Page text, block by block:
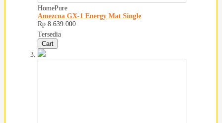
HomePure
Amezcua GX-1 Energy Mat Single
Rp 8.639.000
Tersedia
Cart